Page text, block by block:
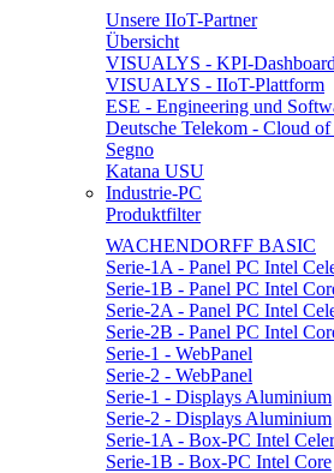
Unsere IIoT-Partner
Übersicht
VISUALYS - KPI-Dashboard
VISUALYS - IIoT-Plattform
ESE - Engineering und
Deutsche Telekom - Cloud
Segno
Katana USU
Industrie-PC
Produktfilter
WACHENDORFF BASIC
Serie-1A - Panel PC Intel
Serie-1B - Panel PC Intel
Serie-2A - Panel PC Intel
Serie-2B - Panel PC Intel
Serie-1 - WebPanel
Serie-2 - WebPanel
Serie-1 - Displays Aluminium
Serie-2 - Displays Aluminium
Serie-1A - Box-PC Intel
Serie-1B - Box-PC Intel Core